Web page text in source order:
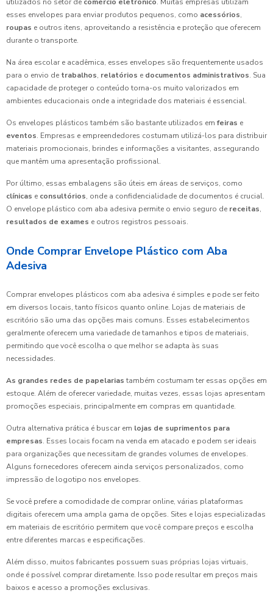
esses envelopes para enviar produtos pequenos, como acessórios,
roupas e outros itens, aproveitando a resistência e proteção que oferecem
durante o transporte.
Na área escolar e acadêmica, esses envelopes são frequentemente usados
para o envio de trabalhos, relatórios e documentos administrativos. Sua
capacidade de proteger o conteúdo torna-os muito valorizados em
ambientes educacionais onde a integridade dos materiais é essencial.
Os envelopes plásticos também são bastante utilizados em feiras e
eventos. Empresas e empreendedores costumam utilizá-los para distribuir
materiais promocionais, brindes e informações a visitantes, assegurando
que mantêm uma apresentação profissional.
Por último, essas embalagens são úteis em áreas de serviços, como
clínicas e consultórios, onde a confidencialidade de documentos é crucial.
O envelope plástico com aba adesiva permite o envio seguro de receitas,
resultados de exames e outros registros pessoais.
Onde Comprar Envelope Plástico com Aba
Adesiva
Comprar envelopes plásticos com aba adesiva é simples e pode ser feito
em diversos locais, tanto físicos quanto online. Lojas de materiais de
escritório são uma das opções mais comuns. Esses estabelecimentos
geralmente oferecem uma variedade de tamanhos e tipos de materiais,
permitindo que você escolha o que melhor se adapta às suas
necessidades.
As grandes redes de papelarias também costumam ter essas opções em
estoque. Além de oferecer variedade, muitas vezes, essas lojas apresentam
promoções especiais, principalmente em compras em quantidade.
Outra alternativa prática é buscar em lojas de suprimentos para
empresas. Esses locais focam na venda em atacado e podem ser ideais
para organizações que necessitam de grandes volumes de envelopes.
Alguns fornecedores oferecem ainda serviços personalizados, como
impressão de logotipo nos envelopes.
Se você prefere a comodidade de comprar online, várias plataformas
digitais oferecem uma ampla gama de opções. Sites e lojas especializadas
em materiais de escritório permitem que você compare preços e escolha
entre diferentes marcas e especificações.
Além disso, muitos fabricantes possuem suas próprias lojas virtuais,
onde é possível comprar diretamente. Isso pode resultar em preços mais
baixos e acesso a promoções exclusivas.